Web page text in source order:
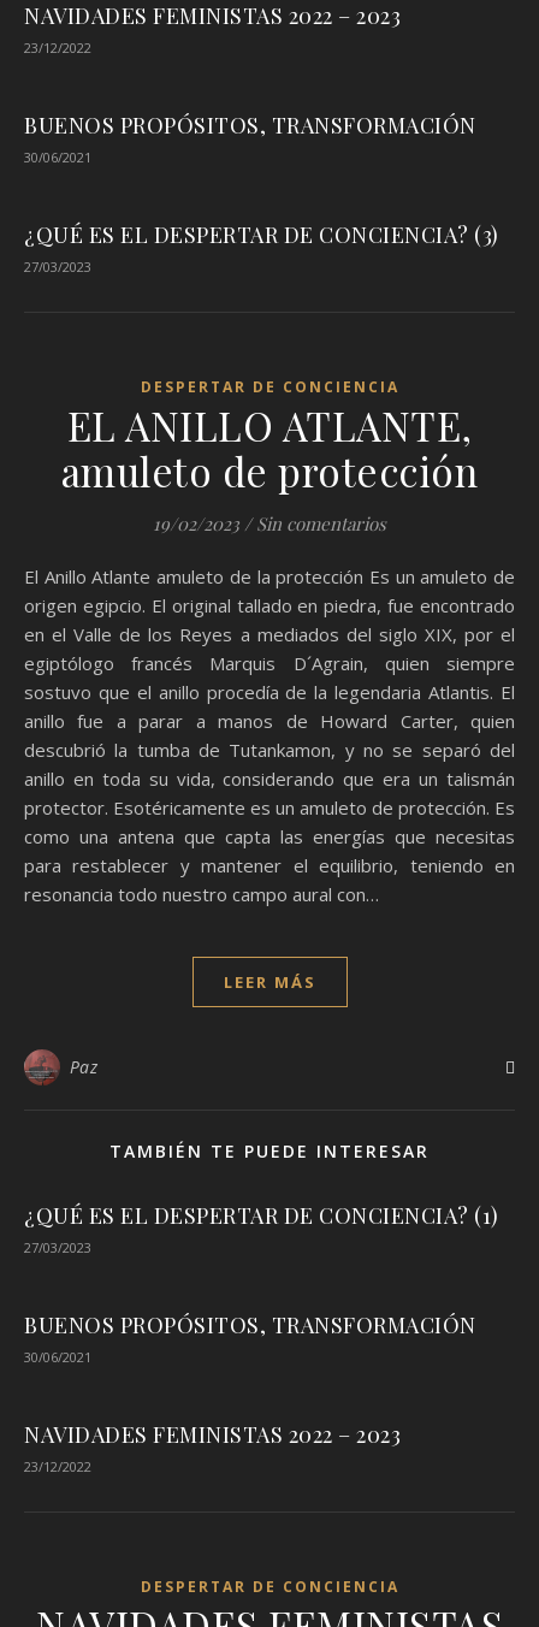
NAVIDADES FEMINISTAS 2022 – 2023
23/12/2022
BUENOS PROPÓSITOS, TRANSFORMACIÓN
30/06/2021
¿QUÉ ES EL DESPERTAR DE CONCIENCIA? (3)
27/03/2023
DESPERTAR DE CONCIENCIA
EL ANILLO ATLANTE,
amuleto de protección
19/02/2023 / Sin comentarios
El Anillo Atlante amuleto de la protección Es un amuleto de
origen egipcio. El original tallado en piedra, fue encontrado
en el Valle de los Reyes a mediados del siglo XIX, por el
egiptólogo francés Marquis D´Agrain, quien siempre
sostuvo que el anillo procedía de la legendaria Atlantis. El
anillo fue a parar a manos de Howard Carter, quien
descubrió la tumba de Tutankamon, y no se separó del
anillo en toda su vida, considerando que era un talismán
protector. Esotéricamente es un amuleto de protección. Es
como una antena que capta las energías que necesitas
para restablecer y mantener el equilibrio, teniendo en
resonancia todo nuestro campo aural con…
LEER MÁS
Paz
TAMBIÉN TE PUEDE INTERESAR
¿QUÉ ES EL DESPERTAR DE CONCIENCIA? (1)
27/03/2023
BUENOS PROPÓSITOS, TRANSFORMACIÓN
30/06/2021
NAVIDADES FEMINISTAS 2022 – 2023
23/12/2022
DESPERTAR DE CONCIENCIA